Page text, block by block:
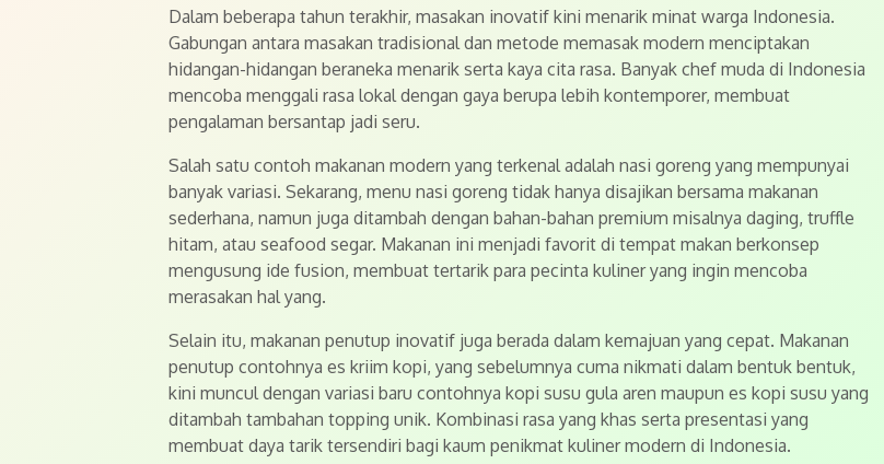
Dalam beberapa tahun terakhir, masakan inovatif kini menarik minat warga Indonesia.
Gabungan antara masakan tradisional dan metode memasak modern menciptakan
hidangan-hidangan beraneka menarik serta kaya cita rasa. Banyak chef muda di Indonesia
mencoba menggali rasa lokal dengan gaya berupa lebih kontemporer, membuat
pengalaman bersantap jadi seru.
Salah satu contoh makanan modern yang terkenal adalah nasi goreng yang mempunyai
banyak variasi. Sekarang, menu nasi goreng tidak hanya disajikan bersama makanan
sederhana, namun juga ditambah dengan bahan-bahan premium misalnya daging, truffle
hitam, atau seafood segar. Makanan ini menjadi favorit di tempat makan berkonsep
mengusung ide fusion, membuat tertarik para pecinta kuliner yang ingin mencoba
merasakan hal yang.
Selain itu, makanan penutup inovatif juga berada dalam kemajuan yang cepat. Makanan
penutup contohnya es kriim kopi, yang sebelumnya cuma nikmati dalam bentuk bentuk,
kini muncul dengan variasi baru contohnya kopi susu gula aren maupun es kopi susu yang
ditambah tambahan topping unik. Kombinasi rasa yang khas serta presentasi yang
membuat daya tarik tersendiri bagi kaum penikmat kuliner modern di Indonesia.